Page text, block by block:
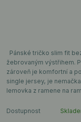
Pánské tričko slim fit
žebrovaným výstřihem.
zároveň je komfortní a
single jersey, je
lemovka z ramene na
Dostupnost